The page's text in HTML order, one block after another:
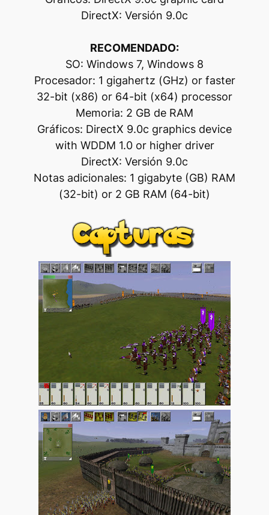
DirectX: Versión 9.0c
RECOMENDADO:
SO: Windows 7, Windows 8
Procesador: 1 gigahertz (GHz) or faster
32-bit (x86) or 64-bit (x64) processor
Memoria: 2 GB de RAM
Gráficos: DirectX 9.0c graphics device
with WDDM 1.0 or higher driver
DirectX: Versión 9.0c
Notas adicionales: 1 gigabyte (GB) RAM
(32-bit) or 2 GB RAM (64-bit)